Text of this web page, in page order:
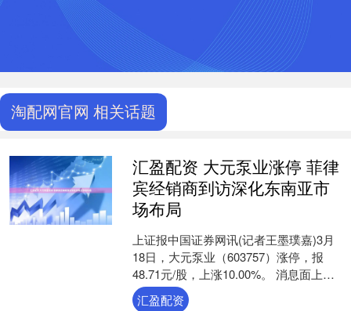
淘配网官网 相关话题
汇盈配资 大元泵业涨停 菲律
宾经销商到访深化东南亚市
场布局
上证报中国证券网讯(记者王墨璞嘉)3月
18日，大元泵业（603757）涨停，报
48.71元/股，上涨10.00%。 消息面上，3
月17日，大元菲律宾经销商代表团....
汇盈配资